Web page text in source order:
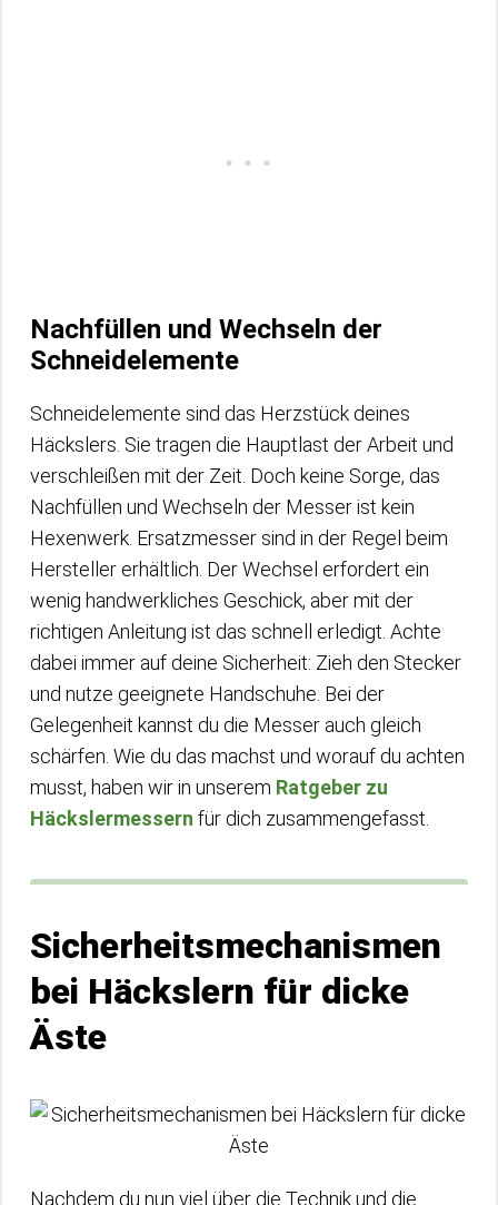
Nachfüllen und Wechseln der
Schneidelemente
Schneidelemente sind das Herzstück deines
Häckslers. Sie tragen die Hauptlast der Arbeit und
verschleißen mit der Zeit. Doch keine Sorge, das
Nachfüllen und Wechseln der Messer ist kein
Hexenwerk. Ersatzmesser sind in der Regel beim
Hersteller erhältlich. Der Wechsel erfordert ein
wenig handwerkliches Geschick, aber mit der
richtigen Anleitung ist das schnell erledigt. Achte
dabei immer auf deine Sicherheit: Zieh den Stecker
und nutze geeignete Handschuhe. Bei der
Gelegenheit kannst du die Messer auch gleich
schärfen. Wie du das machst und worauf du achten
musst, haben wir in unserem Ratgeber zu
Häckslermessern für dich zusammengefasst.
Sicherheitsmechanismen
bei Häckslern für dicke
Äste
Nachdem du nun viel über die Technik und die